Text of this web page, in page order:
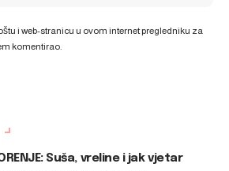
i web-stranicu u ovom internet pregledniku za
komentirao.
Suša, vreline i jak vjetar